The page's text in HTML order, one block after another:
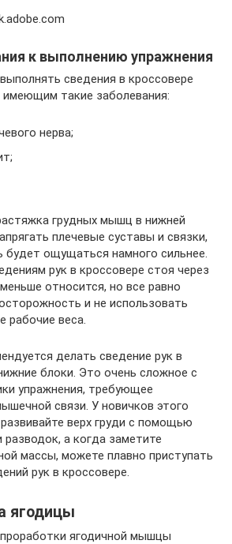
к выполнению упражнения
сведения в кроссовере
такие заболевания:
нерва;
грудных мышц в нижней
плечевые суставы и связки,
будет ощущаться намного сильнее.
рук в кроссовере стоя через
относится, но все равно
и не использовать
рабочие веса.
делать сведение рук в
блоки. Это очень сложное с
упражнения, требующее
связи. У новичков этого
верх груди с помощью
а когда заметите
массы, можете плавно приступать
рук в кроссовере.
ягодицы
ягодичной мышцы